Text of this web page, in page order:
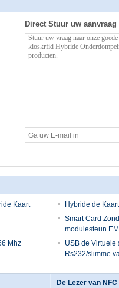
Direct Stuur uw
Kaart
Hybride de
Smart Card
modulesteun
Mhz
USB de Virtuele
Rs232/slimme
De Lezer van NFC